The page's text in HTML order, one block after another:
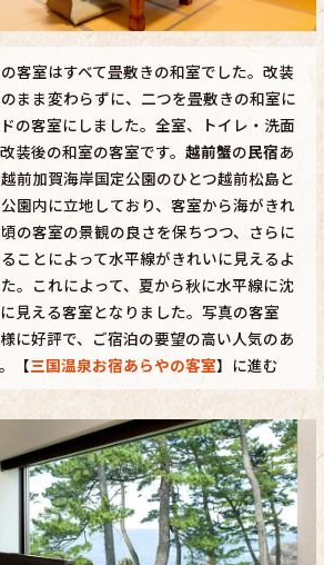
の客室はすべて畳敷きの和室でした。改装
まま変わらずに、二つを畳敷きの和室に
の客室にしました。全室、トイレ・洗面
装後の和室の客室です。 越前蟹の民宿あ
前加賀海岸国定公園のひとつ越前松島と
園内に立地しており、客室から海がきれ
の客室の景観の良さを保ちつつ、さらに
ことによって水平線がきれいに見えるよ
。これによって、夏から秋に水平線に沈
見える客室となりました。写真の客室
に好評で、ご宿泊の要望の高い人気のあ
【三国温泉お宿あらやの客室】に進む